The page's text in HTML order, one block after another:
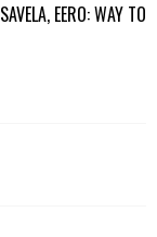
SAVELA, EERO: WAY TO